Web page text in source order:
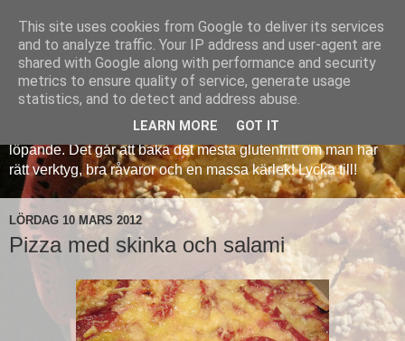
Veronicas glutenfria
Att baka glutenfritt kan vara en utmaning, men det behöver
inte vara så krångligt. Med denna sida delar jag med mig av
mina erfarenheter och jag kommer att lägga in nya recept
löpande. Det går att baka det mesta glutenfritt om man har
rätt verktyg, bra råvaror och en massa kärlek! Lycka till!
LÖRDAG 10 MARS 2012
Pizza med skinka och salami
This site uses cookies from Google to deliver its services
and to analyze traffic. Your IP address and user-agent are
shared with Google along with performance and security
metrics to ensure quality of service, generate usage
statistics, and to detect and address abuse.
LEARN MORE GOT IT